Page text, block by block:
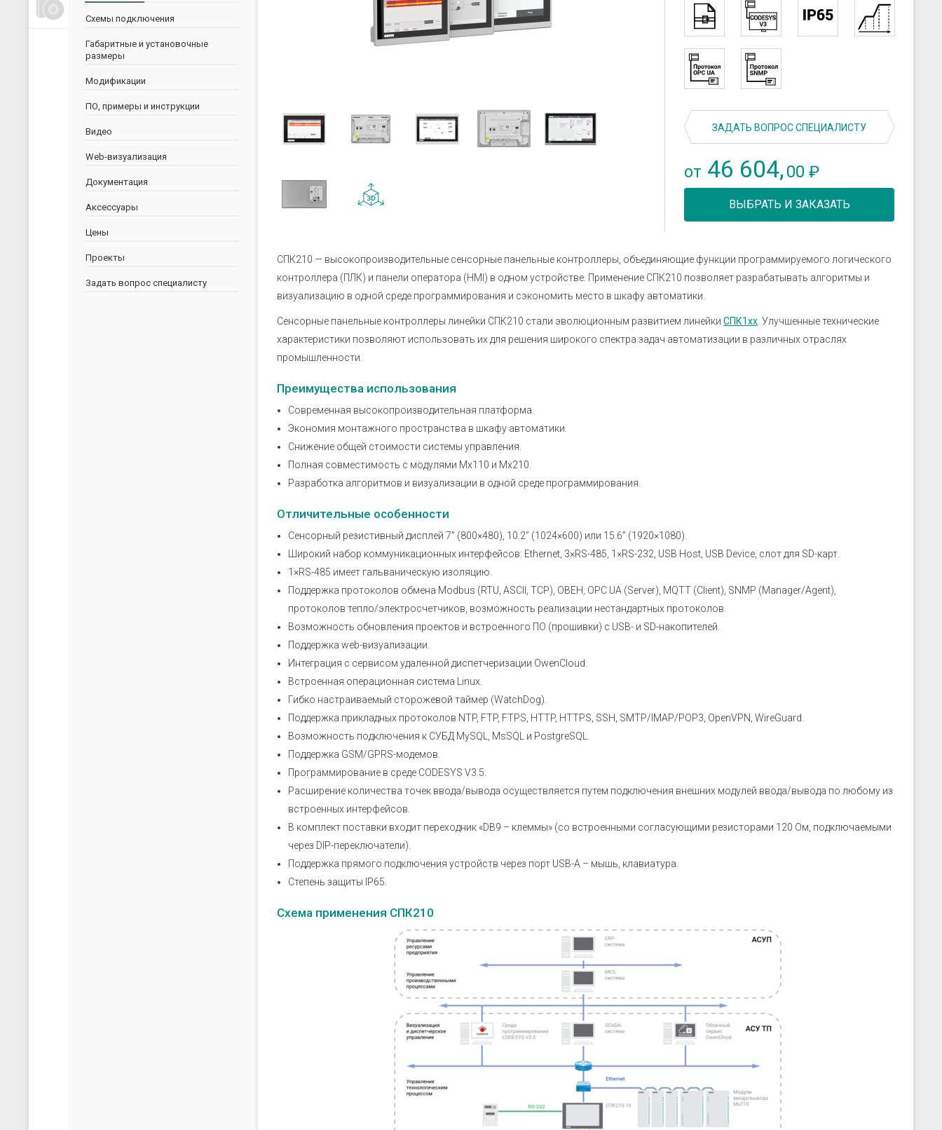
Счетчики, таймеры, тахометры
Для водоподготовки
Ручные задатчики сигналов
Дополнительные устройства
Приборы для индикации и
управления задвижками
Твердотельные реле KIPPRIBOR
Твердотельные реле Протон-
оборудование MEYERTEC
Нормирующие преобразователи
Аксессуары к датчикам давления
Аксессуары к датчикам
влажности
История
Профиль
Партнерам
Каталог продукции ОВЕН
Сервисный центр
Проверить статус заказа
Cхемы подключения
Габаритные и установочные
размеры
Модификации
ПО, примеры и инструкции
Видео
Web-визуализация
Документация
Аксессуары
Цены
Проекты
Задать вопрос специалисту
ЗАДАТЬ ВОПРОС СПЕЦИАЛИСТУ
от 46 604, 00 ₽
ВЫБРАТЬ И ЗАКАЗАТЬ
СПК210 — высокопроизводительные сенсорные панельные контроллеры, объединяющие функции программируемого логического
контроллера (ПЛК) и панели оператора (HMI) в одном устройстве. Применение СПК210 позволяет разрабатывать алгоритмы и
визуализацию в одной среде программирования и сэкономить место в шкафу автоматики.
Сенсорные панельные контроллеры линейки СПК210 стали эволюционным развитием линейки СПК1хх . Улучшенные технические
характеристики позволяют использовать их для решения широкого спектра задач автоматизации в различных отраслях
промышленности.
Преимущества использования
Современная высокопроизводительная платформа.
Экономия монтажного пространства в шкафу автоматики.
Снижение общей стоимости системы управления.
Полная совместимость с модулями Мх110 и Мх210.
Разработка алгоритмов и визуализации в одной среде программирования.
Отличительные особенности
Сенсорный резистивный дисплей 7” (800×480), 10.2” (1024×600) или 15.6” (1920×1080).
Широкий набор коммуникационных интерфейсов: Ethernet, 3×RS-485, 1×RS-232, USB Host, USB Device, слот для SD-карт.
1×RS-485 имеет гальваническую изоляцию.
Поддержка протоколов обмена Modbus (RTU, ASCII, TCP), ОВЕН, OPC UA (Server), MQTT (Client), SNMP (Manager/Agent),
протоколов тепло/электросчетчиков, возможность реализации нестандартных протоколов.
Возможность обновления проектов и встроенного ПО (прошивки) с USB- и SD-накопителей.
Поддержка web-визуализации.
Интеграция с сервисом удаленной диспетчеризации OwenCloud.
Встроенная операционная система Linux.
Гибко настраиваемый сторожевой таймер (WatchDog).
Поддержка прикладных протоколов NTP, FTP, FTPS, HTTP, HTTPS, SSH, SMTP/IMAP/POP3, OpenVPN, WireGuard.
Возможность подключения к СУБД MySQL, MsSQL и PostgreSQL.
Поддержка GSM/GPRS-модемов.
Программирование в среде CODESYS V3.5.
Расширение количества точек ввода/вывода осуществляется путем подключения внешних модулей ввода/вывода по любому из
встроенных интерфейсов.
В комплект поставки входит переходник «DB9 – клеммы» (со встроенными согласующими резисторами 120 Ом, подключаемыми
через DIP-переключатели).
Поддержка прямого подключения устройств через порт USB-A – мышь, клавиатура.
Степень защиты IP65.
Схема применения СПК210